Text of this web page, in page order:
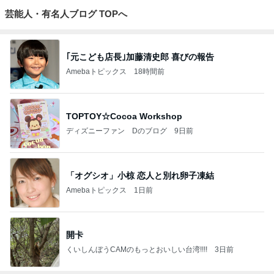
芸能人・有名人ブログ TOPへ
｢元こども店長｣加藤清史郎 喜びの報告
Amebaトピックス 18時間前
TOPTOY☆Cocoa Workshop
ディズニーファン Dのブログ 9日前
「オグシオ」小椋 恋人と別れ卵子凍結
Amebaトピックス 1日前
開卡
くいしんぼうCAMのもっとおいしい台湾!!!! 3日前